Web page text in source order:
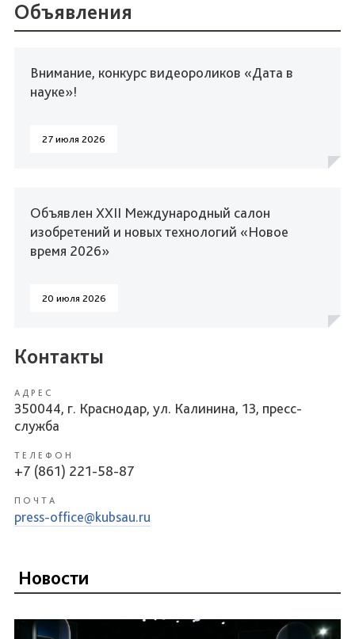
Объявления
Внимание, конкурс видеороликов «Дата в
науке»!
27 июля 2026
Объявлен XXII Международный салон
изобретений и новых технологий «Новое
время 2026»
20 июля 2026
Контакты
АДРЕС
350044, г. Краснодар, ул. Калинина, 13, пресс-
служба
ТЕЛЕФОН
+7 (861) 221-58-87
ПОЧТА
press-office@kubsau.ru
Новости